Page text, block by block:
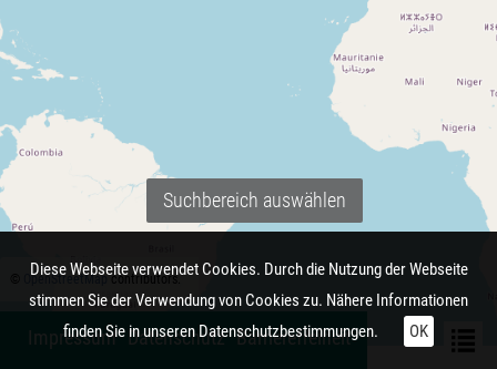
OpenStreetMapcontributors.
Suchbereich auswählen
Diese Webseite verwendet Cookies. Durch die Nutzung der Webseite
stimmen Sie der Verwendung von Cookies zu. Nähere Informationen
finden Sie in unserenDatenschutzbestimmungen. OK
Impressum Datenschutz Barrierefreiheit